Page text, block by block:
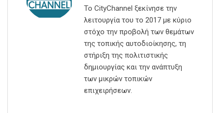
Το CityChannel ξεκίνησε την
λειτουργία του το 2017 με κύριο
στόχο την προβολή των θεμάτων
της τοπικής αυτοδιοίκησης, τη
στήριξη της πολιτιστικής
δημιουργίας και την ανάπτυξη
των μικρών τοπικών
επιχειρήσεων.